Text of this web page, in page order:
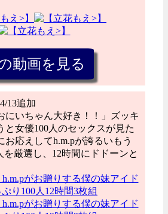
13追加
にいちゃん大好き！！」ズッキ
と女優100人のセックスが見た
お応えしてh.m.pが誇るいもう
を厳選し、12時間にドドーンと